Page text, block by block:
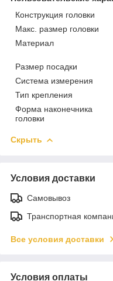
Конструкция головки
Макс. размер головки
Материал
Размер посадки
Система измерения
Тип крепления
Форма наконечника
головки
Скрыть
Условия доставки
Самовывоз
Транспортная
Все условия доставки
Условия оплаты